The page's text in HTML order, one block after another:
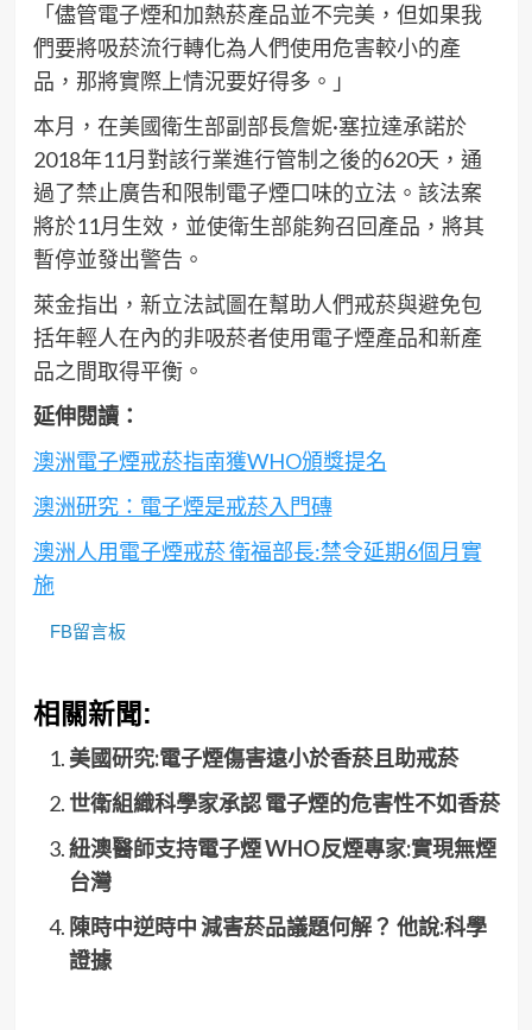
「儘管電子煙和加熱菸產品並不完美，但如果我
們要將吸菸流行轉化為人們使用危害較小的產
品，那將實際上情況要好得多。」
本月，在美國衛生部副部長詹妮·塞拉達承諾於
2018年11月對該行業進行管制之後的620天，通
過了禁止廣告和限制電子煙口味的立法。該法案
將於11月生效，並使衛生部能夠召回產品，將其
暫停並發出警告。
萊金指出，新立法試圖在幫助人們戒菸與避免包
括年輕人在內的非吸菸者使用電子煙產品和新產
品之間取得平衡。
延伸閱讀：
澳洲電子煙戒菸指南獲WHO頒獎提名
澳洲研究：電子煙是戒菸入門磚
澳洲人用電子煙戒菸 衛福部長:禁令延期6個月實
施
FB留言板
相關新聞:
美國研究:電子煙傷害遠小於香菸且助戒菸
世衛組織科學家承認 電子煙的危害性不如香菸
紐澳醫師支持電子煙 WHO反煙專家:實現無煙
台灣
陳時中逆時中 減害菸品議題何解？ 他說:科學
證據